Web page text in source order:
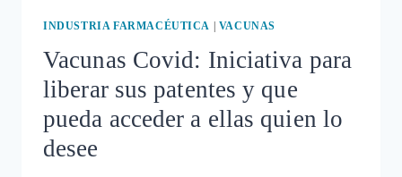
INDUSTRIA FARMACÉUTICA VACUNAS
Vacunas Covid: Iniciativa para
liberar sus patentes y que
pueda acceder a ellas quien lo
desee